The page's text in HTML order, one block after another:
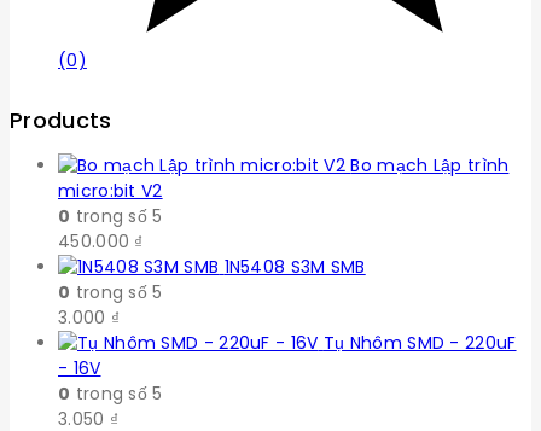
(0)
Products
Bo mạch Lập trình
micro:bit V2
0 trong số 5
450.000 ₫
1N5408 S3M SMB
0 trong số 5
3.000 ₫
Tụ Nhôm SMD - 220uF
- 16V
0 trong số 5
3.050 ₫